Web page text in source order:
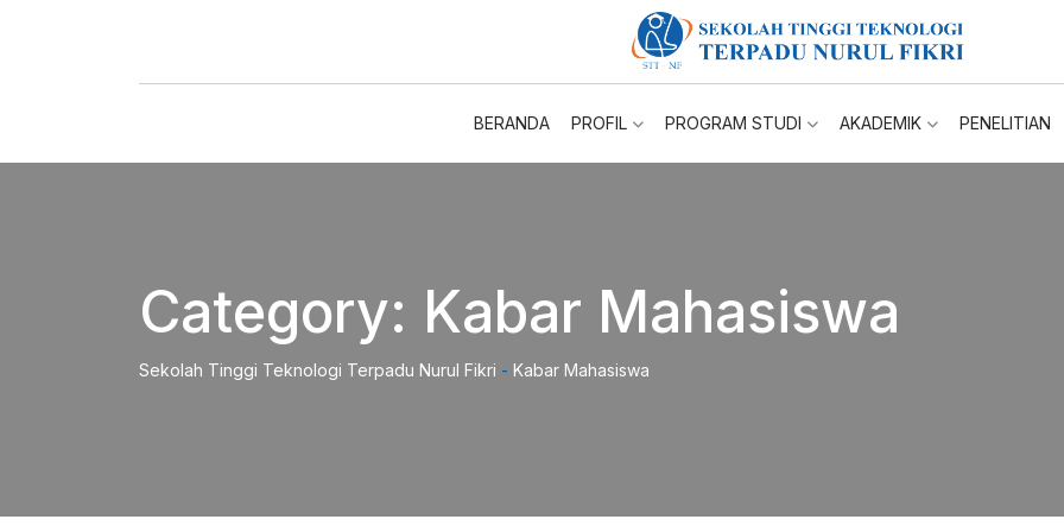
BERANDA PROFIL PROGRAM STUDI AKADEMIK PENELITIAN
Category: Kabar Mahasiswa
Sekolah Tinggi Teknologi Terpadu Nurul Fikri - Kabar Mahasiswa